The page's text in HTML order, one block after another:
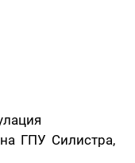
ГПУ Силистра,